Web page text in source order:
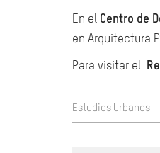
En el Centro de
en Arquitectura
Para visitar el
Estudios Urbanos